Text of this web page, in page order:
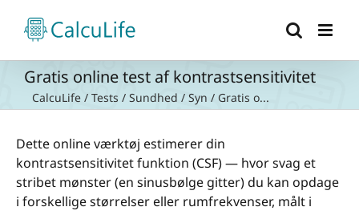
content
Gratis online test af kontrastsensitivitet
CalcuLife / Tests / Sundhed / Syn / Gratis o...
Dette online værktøj estimerer din
kontrastsensitivitet funktion (CSF) — hvor svag et
stribet mønster (en sinusbølge gitter) du kan opdage
i forskellige størrelser eller rumfrekvenser, målt i